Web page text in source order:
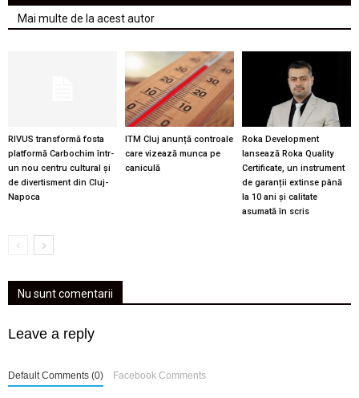
Mai multe de la acest autor
RIVUS transformă fosta
platformă Carbochim într-
un nou centru cultural și
de divertisment din Cluj-
Napoca
ITM Cluj anunță controale
care vizează munca pe
caniculă
Roka Development
lansează Roka Quality
Certificate, un instrument
de garanții extinse până
la 10 ani și calitate
asumată în scris
Nu sunt comentarii
Leave a reply
Default Comments (0) Facebook Comments